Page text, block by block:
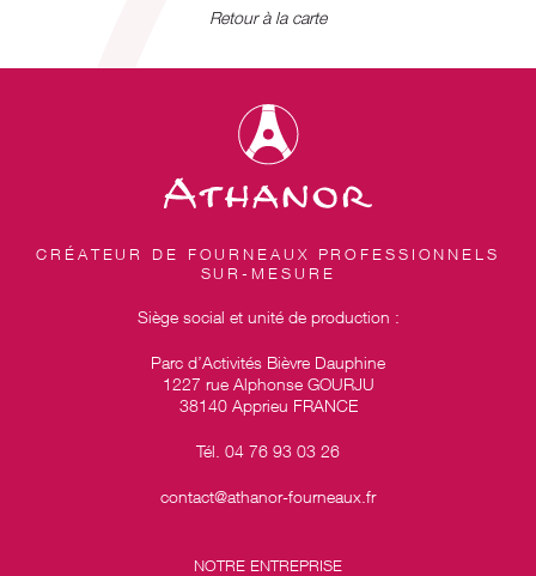
Retour à la carte
CRÉATEUR DE FOURNEAUX PROFESSIONNELS
SUR-MESURE
Siège social et unité de production :
Parc d’Activités Bièvre Dauphine
1227 rue Alphonse GOURJU
38140 Apprieu FRANCE
Tél. 04 76 93 03 26
contact@athanor-fourneaux.fr
NOTRE ENTREPRISE